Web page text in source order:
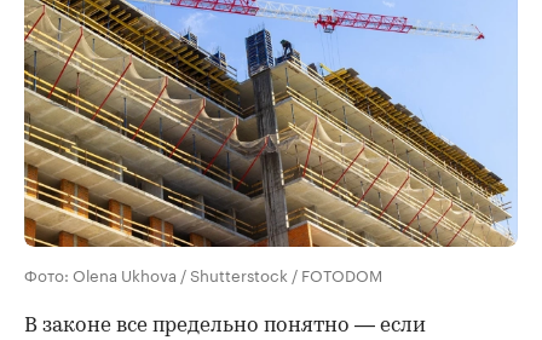
Фото: Olena Ukhova / Shutterstock / FOTODOM
В законе все предельно понятно — если